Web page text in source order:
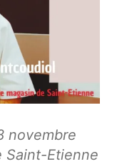
novembre
Saint-Etienne